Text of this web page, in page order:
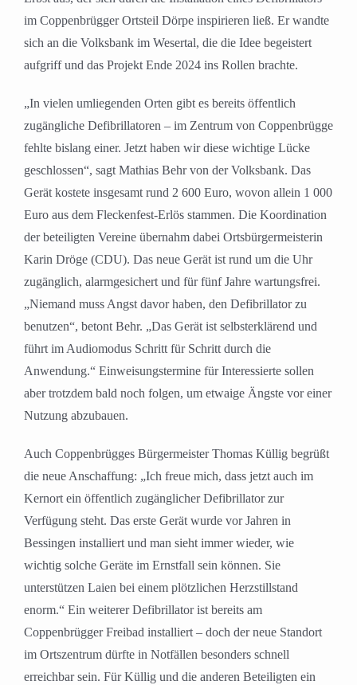
im Coppenbrügger Ortsteil Dörpe inspirieren ließ. Er wandte
sich an die Volksbank im Wesertal, die die Idee begeistert
aufgriff und das Projekt Ende 2024 ins Rollen brachte.
„In vielen umliegenden Orten gibt es bereits öffentlich
zugängliche Defibrillatoren – im Zentrum von Coppenbrügge
fehlte bislang einer. Jetzt haben wir diese wichtige Lücke
geschlossen“, sagt Mathias Behr von der Volksbank. Das
Gerät kostete insgesamt rund 2 600 Euro, wovon allein 1 000
Euro aus dem Fleckenfest-Erlös stammen. Die Koordination
der beteiligten Vereine übernahm dabei Ortsbürgermeisterin
Karin Dröge (CDU). Das neue Gerät ist rund um die Uhr
zugänglich, alarmgesichert und für fünf Jahre wartungsfrei.
„Niemand muss Angst davor haben, den Defibrillator zu
benutzen“, betont Behr. „Das Gerät ist selbsterklärend und
führt im Audiomodus Schritt für Schritt durch die
Anwendung.“ Einweisungstermine für Interessierte sollen
aber trotzdem bald noch folgen, um etwaige Ängste vor einer
Nutzung abzubauen.
Auch Coppenbrügges Bürgermeister Thomas Küllig begrüßt
die neue Anschaffung: „Ich freue mich, dass jetzt auch im
Kernort ein öffentlich zugänglicher Defibrillator zur
Verfügung steht. Das erste Gerät wurde vor Jahren in
Bessingen installiert und man sieht immer wieder, wie
wichtig solche Geräte im Ernstfall sein können. Sie
unterstützen Laien bei einem plötzlichen Herzstillstand
enorm.“ Ein weiterer Defibrillator ist bereits am
Coppenbrügger Freibad installiert – doch der neue Standort
im Ortszentrum dürfte in Notfällen besonders schnell
erreichbar sein. Für Küllig und die anderen Beteiligten ein